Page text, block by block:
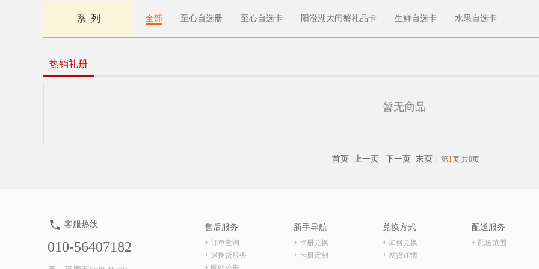
系 列 全部 至心自选册 至心自选卡 阳澄湖大闸蟹礼品卡 生鲜自选卡 水果自选卡
热销礼册
暂无商品
首页 上一页 下一页 末页 | 第1页 共0页
客服热线
010-56407182
售后服务
+ 订单查询
+ 退换货服务
新手导航
+ 卡册兑换
+ 卡册定制
兑换方式
+ 如何兑换
+ 发货详情
配送服务
+ 配送范围